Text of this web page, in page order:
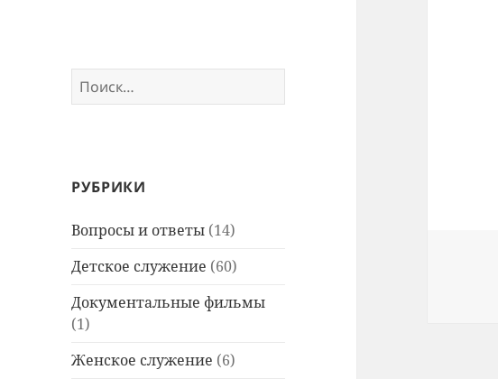
Найти:
РУБРИКИ
Вопросы и ответы (14)
Детское служение (60)
Документальные фильмы
(1)
Женское служение (6)